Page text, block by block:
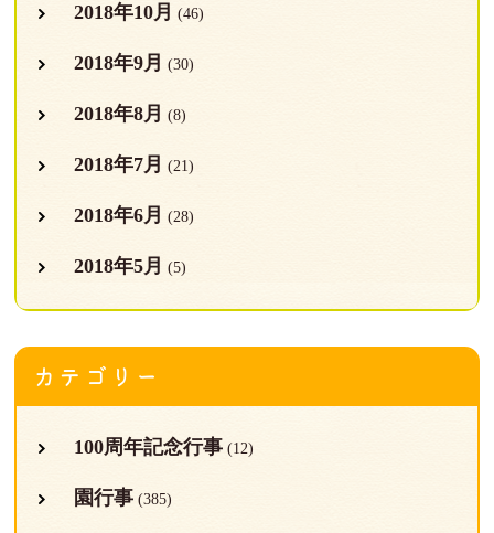
2018年10月 (46)
2018年9月 (30)
2018年8月 (8)
2018年7月 (21)
2018年6月 (28)
2018年5月 (5)
カテゴリー
100周年記念行事(12)
園行事(385)